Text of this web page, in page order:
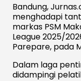
Bandung,
menghadapi
markas PSM
League 2025/
Parepare, pada
Dalam laga
didampingi